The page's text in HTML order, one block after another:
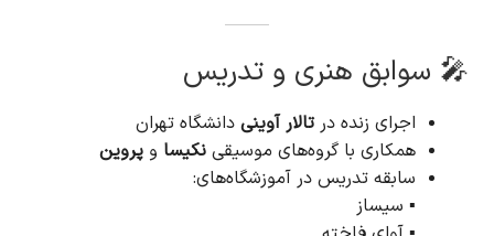
🎤 سوابق هنری و تدریس
اجرای زنده درتالار آوینیدانشگاه تهران
همکاری با گروه‌های موسیقی نکیسا و پروین
سابقه تدریس در آموزشگاه‌های:
▪️ سیساز